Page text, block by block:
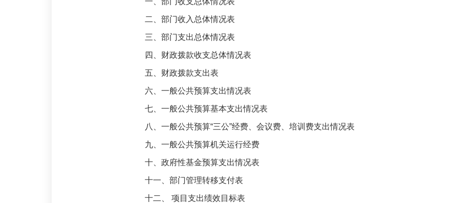
二、部门收入总体情况表
三、部门支出总体情况表
四、财政拨款收支总体情况表
五、财政拨款支出表
六、一般公共预算支出情况表
七、一般公共预算基本支出情况表
八、一般公共预算“三公”经费、会议费、培训费支出情况表
九、一般公共预算机关运行经费
十、政府性基金预算支出情况表
十一、部门管理转移支付表
十二、 项目支出绩效目标表